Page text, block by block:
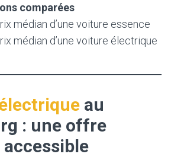
comparées
médian d’une voiture essence
médian d’une voiture électrique
au
: une offre